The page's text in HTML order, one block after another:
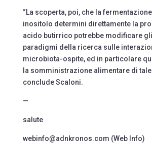
“La scoperta, poi, che la
inositolo determini direttamente la
acido butirrico potrebbe modificare
paradigmi della ricerca sulle
microbiota-ospite, ed in particolare
la somministrazione alimentare di
conclude Scaloni.
—
salute
webinfo@adnkronos.com (Web Info)